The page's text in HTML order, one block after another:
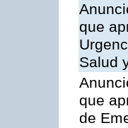
que
Salud
que
de